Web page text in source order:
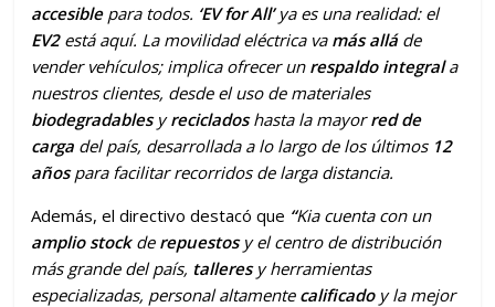
accesiblepara todos. ‘EV for All’ya es una realidad: el
EV2está aquí. La movilidad eléctrica va más alláde
vender vehículos; implica ofrecer un respaldo integrala
nuestros clientes, desde el uso de materiales
biodegradablesyrecicladoshasta la mayorred de
carga del país, desarrollada a lo largo de los últimos 12
añospara facilitar recorridos de larga distancia.
Además, el directivo destacó que “Kia cuenta con un
amplio stockde repuestosy el centro de distribución
más grande del país, talleresy herramientas
especializadas, personal altamente calificadoy la mejor